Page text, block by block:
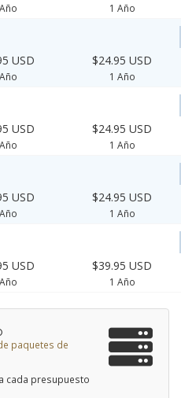
1 Año
USD $24.95 USD
1 Año
USD $24.95 USD
1 Año
USD $24.95 USD
1 Año
USD $39.95 USD
1 Año
paquetes de
cada presupuesto